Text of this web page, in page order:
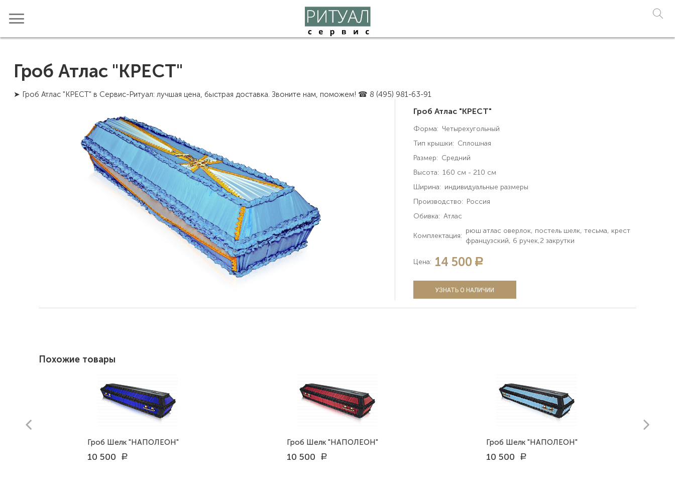
Гроб Атлас "КРЕСТ"
➤ Гроб Атлас "КРЕСТ" в Сервис-Ритуал: лучшая цена, быстрая доставка. Звоните нам, поможем! ☎ 8 (495) 981-63-91
Гроб Атлас "КРЕСТ"
Форма: Четырехугольный
Тип крышки: Сплошная
Размер: Средний
Высота: 160 см - 210 см
Ширина: индивидуальные размеры
Производство: Россия
Обивка: Атлас
Комплектация:
рюш атлас оверлок, постель шелк, тесьма, крест
французский, 6 ручек,2 закрутки
Цена: 14 500 a
УЗНАТЬ О НАЛИЧИИ
Похожие товары
Гроб Шелк "НАПОЛЕОН"
10 500 a
Гроб Шелк "НАПОЛЕОН"
10 500 a
Гроб Шелк "НАПОЛЕОН"
10 500 a
prev next